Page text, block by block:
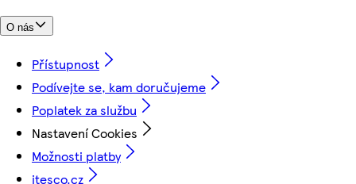
O nás
Přístupnost
Podívejte se, kam doručujeme
Poplatek za službu
Nastavení Cookies
Možnosti platby
itesco.cz